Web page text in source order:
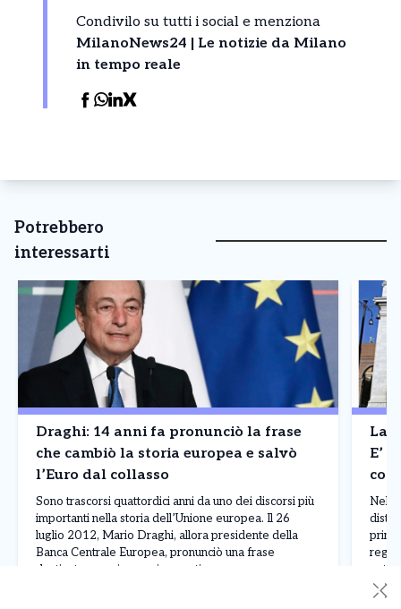
Condivilo su tutti i social e menziona
MilanoNews24 | Le notizie da Milano
in tempo reale
Potrebbero
interessarti
Draghi: 14 anni fa pronunciò la frase
che cambiò la storia europea e salvò
l’Euro dal collasso
Sono trascorsi quattordici anni da uno dei discorsi più
importanti nella storia dell’Unione europea. Il 26
luglio 2012, Mario Draghi, allora presidente della
Banca Centrale Europea, pronunciò una frase
destinata a rassicurare i mercati e a segnare una
La
E’
Nel
30/
✕